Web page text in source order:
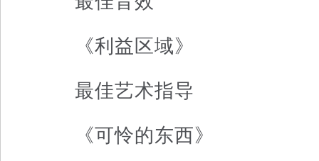
《利益区域》
最佳艺术指导
《可怜的东西》